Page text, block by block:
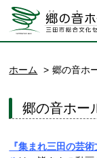
ホーム 郷の音ホ
郷の音ホ
『集まれ三田の芸